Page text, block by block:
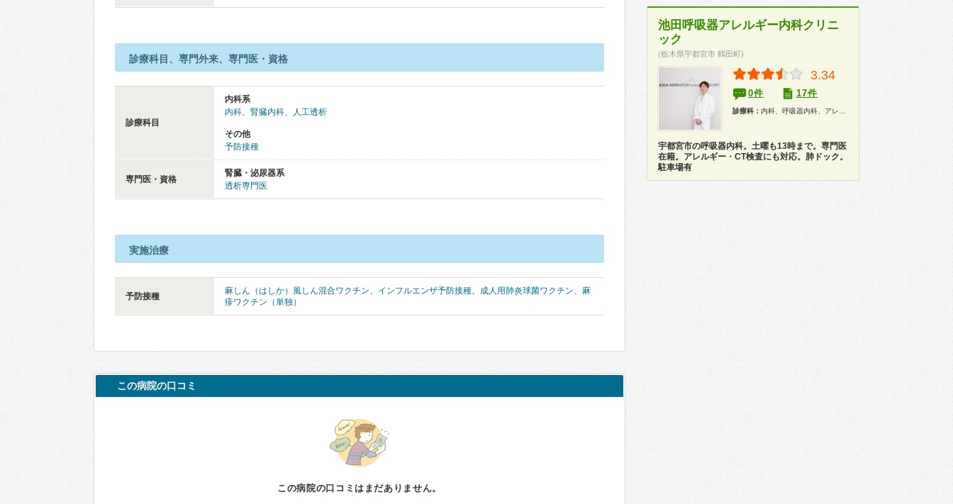
診療科目、専門外来、専門医・資格
診療科目
内科系
内科、 腎臓内科、 人工透析
その他
予防接種
専門医・資格
腎臓・泌尿器系
透析専門医
実施治療
予防接種
麻しん（はしか）風しん混合ワクチン、 インフルエンザ予防接種、 成人用肺炎球菌ワクチン、 麻
疹ワクチン（単独）
この病院の口コミ
この病院の口コミはまだありません。
池田呼吸器アレルギー内科クリニ
ック
(栃木県宇都宮市 鶴田町)
3.34
0件 17件
診療科： 内科、呼吸器内科、アレルギー科
宇都宮市の呼吸器内科。土曜も13時まで。専門医
在籍。アレルギー・CT検査にも対応。肺ドック。
駐車場有